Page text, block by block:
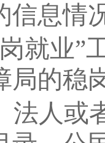
信息情
就业”
局的稳
法人或